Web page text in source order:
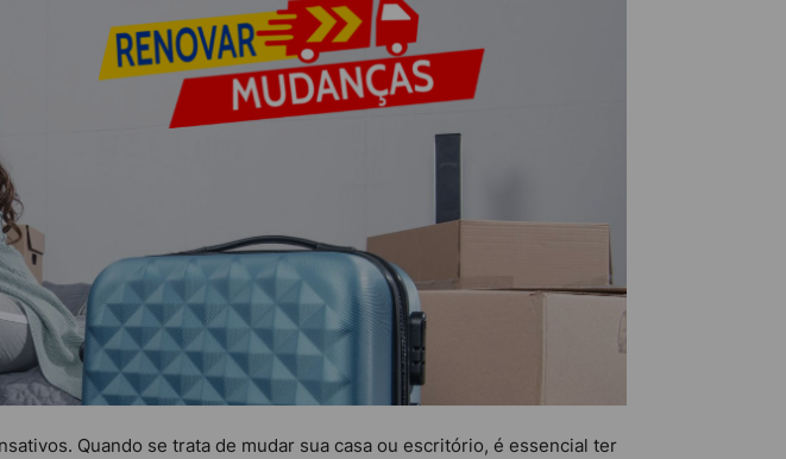
Quando se trata de mudar sua casa ou escritório, é essencial ter